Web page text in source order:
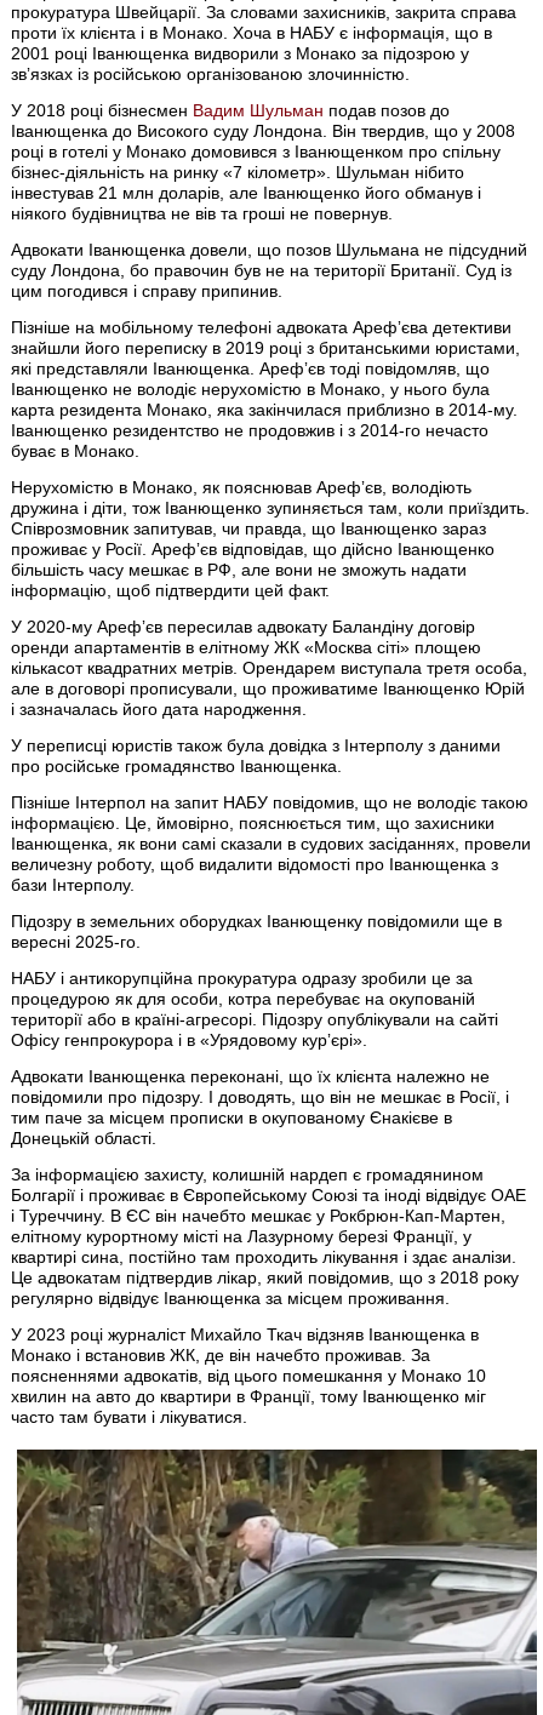
прокуратура Швейцарії. За словами захисників, закрита справа
проти їх клієнта і в Монако. Хоча в НАБУ є інформація, що в
2001 році Іванющенка видворили з Монако за підозрою у
звʼязках із російською організованою злочинністю.
У 2018 році бізнесмен Вадим Шульман подав позов до
Іванющенка до Високого суду Лондона. Він твердив, що у 2008
році в готелі у Монако домовився з Іванющенком про спільну
бізнес-діяльність на ринку «7 кілометр». Шульман нібито
інвестував 21 млн доларів, але Іванющенко його обманув і
ніякого будівництва не вів та гроші не повернув.
Адвокати Іванющенка довели, що позов Шульмана не підсудний
суду Лондона, бо правочин був не на території Британії. Суд із
цим погодився і справу припинив.
Пізніше на мобільному телефоні адвоката Арефʼєва детективи
знайшли його переписку в 2019 році з британськими юристами,
які представляли Іванющенка. Арефʼєв тоді повідомляв, що
Іванющенко не володіє нерухомістю в Монако, у нього була
карта резидента Монако, яка закінчилася приблизно в 2014-му.
Іванющенко резидентство не продовжив і з 2014-го нечасто
буває в Монако.
Нерухомістю в Монако, як пояснював Арефʼєв, володіють
дружина і діти, тож Іванющенко зупиняється там, коли приїздить.
Співрозмовник запитував, чи правда, що Іванющенко зараз
проживає у Росії. Арефʼєв відповідав, що дійсно Іванющенко
більшість часу мешкає в РФ, але вони не зможуть надати
інформацію, щоб підтвердити цей факт.
У 2020-му Арефʼєв пересилав адвокату Баландіну договір
оренди апартаментів в елітному ЖК «Москва сіті» площею
кількасот квадратних метрів. Орендарем виступала третя особа,
але в договорі прописували, що проживатиме Іванющенко Юрій
і зазначалась його дата народження.
У переписці юристів також була довідка з Інтерполу з даними
про російське громадянство Іванющенка.
Пізніше Інтерпол на запит НАБУ повідомив, що не володіє такою
інформацією. Це, ймовірно, пояснюється тим, що захисники
Іванющенка, як вони самі сказали в судових засіданнях, провели
величезну роботу, щоб видалити відомості про Іванющенка з
бази Інтерполу.
Підозру в земельних оборудках Іванющенку повідомили ще в
вересні 2025-го.
НАБУ і антикорупційна прокуратура одразу зробили це за
процедурою як для особи, котра перебуває на окупованій
території або в країні-агресорі. Підозру опублікували на сайті
Офісу генпрокурора і в «Урядовому курʼєрі».
Адвокати Іванющенка переконані, що їх клієнта належно не
повідомили про підозру. І доводять, що він не мешкає в Росії, і
тим паче за місцем прописки в окупованому Єнакієве в
Донецькій області.
За інформацією захисту, колишній нардеп є громадянином
Болгарії і проживає в Європейському Союзі та іноді відвідує ОАЕ
і Туреччину. В ЄС він начебто мешкає у Рокбрюн-Кап-Мартен,
елітному курортному місті на Лазурному березі Франції, у
квартирі сина, постійно там проходить лікування і здає аналізи.
Це адвокатам підтвердив лікар, який повідомив, що з 2018 року
регулярно відвідує Іванющенка за місцем проживання.
У 2023 році журналіст Михайло Ткач відзняв Іванющенка в
Монако і встановив ЖК, де він начебто проживав. За
поясненнями адвокатів, від цього помешкання у Монако 10
хвилин на авто до квартири в Франції, тому Іванющенко міг
часто там бувати і лікуватися.